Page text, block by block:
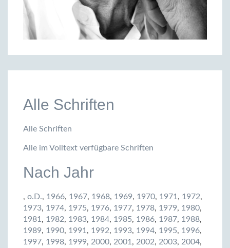
Alle Schriften
Alle Schriften
Alle im Volltext verfügbare Schriften
Nach Jahr
, o.D., 1966, 1967, 1968, 1969, 1970, 1971 , 1972,
1973, 1974, 1975, 1976, 1977, 1978, 1979, 1980,
1981 , 1982, 1983, 1984, 1985, 1986, 1987, 1988,
1989, 1990, 1991 , 1992, 1993, 1994, 1995, 1996,
1997, 1998, 1999, 2000, 2001 , 2002, 2003, 2004,